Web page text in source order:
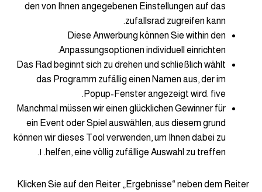
den von Ihnen angegebenen Einstellungen auf das
zufallsrad zugreifen kann.
Diese Anwerbung können Sie within den
Anpassungsoptionen individuell einrichten.
Das Rad beginnt sich zu drehen und schließlich wählt
das Programm zufällig einen Namen aus, der im
Popup-Fenster angezeigt wird. five.
Manchmal müssen wir einen glücklichen Gewinner für
ein Event oder Spiel auswählen, aus diesem grund
können wir dieses Tool verwenden, um Ihnen dabei zu
helfen, eine völlig zufällige Auswahl zu treffen. ١.
Klicken Sie auf den Reiter „Ergebnisse“ neben dem Reiter